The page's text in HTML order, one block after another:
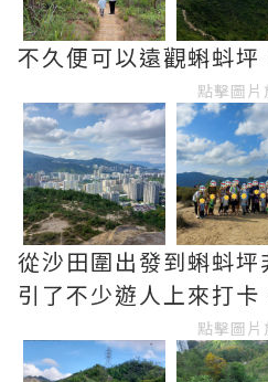
不久便可以遠觀蝌蚪坪
點擊圖片
從沙田圍出發到蝌蚪
引了不少遊人上來打卡
點擊圖片